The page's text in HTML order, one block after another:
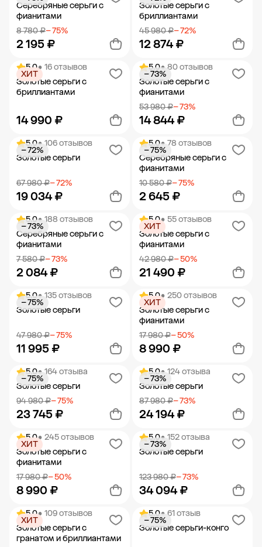
Серебряные серьги с
фианитами
8 780 ₽− 75%
2 195 ₽
Добавить в корзину
Золотые серьги с
бриллиантами
45 980 ₽− 72%
12 874 ₽
Добавить в корзину
5.0• 16 отзывов
Золотые серьги с
бриллиантами
14 990 ₽
ХИТ
Добавить в корзину
5.0• 80 отзывов
Золотые серьги с
фианитами
53 980 ₽− 73%
14 844 ₽
− 73%
Добавить в корзину
5.0• 106 отзывов
Золотые серьги
67 980 ₽− 72%
19 034 ₽
− 72%
Добавить в корзину
5.0• 78 отзывов
Серебряные серьги с
фианитами
10 580 ₽− 75%
2 645 ₽
− 75%
Добавить в корзину
5.0• 188 отзывов
Серебряные серьги с
фианитами
7 580 ₽− 73%
2 084 ₽
− 73%
Добавить в корзину
5.0• 55 отзывов
Золотые серьги с
фианитами
42 980 ₽− 50%
21 490 ₽
ХИТ
Добавить в корзину
5.0• 135 отзывов
Золотые серьги
47 980 ₽− 75%
11 995 ₽
− 75%
Добавить в корзину
5.0• 250 отзывов
Золотые серьги с
фианитами
17 980 ₽− 50%
8 990 ₽
ХИТ
Добавить в корзину
5.0• 164 отзыва
Золотые серьги
94 980 ₽− 75%
23 745 ₽
− 75%
Добавить в корзину
5.0• 124 отзыва
Золотые серьги
87 980 ₽− 73%
24 194 ₽
− 73%
Добавить в корзину
5.0• 245 отзывов
Золотые серьги с
фианитами
17 980 ₽− 50%
8 990 ₽
ХИТ
Добавить в корзину
5.0• 152 отзыва
Золотые серьги
123 980 ₽− 73%
34 094 ₽
− 73%
Добавить в корзину
5.0• 109 отзывов
Золотые серьги с
гранатом и бриллиантами
ХИТ
5.0• 61 отзыв
Золотые серьги-конго
− 75%